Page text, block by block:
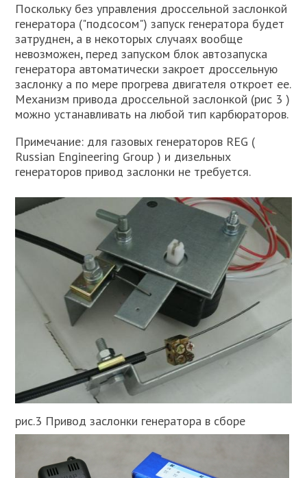
Поскольку без управления дроссельной заслонкой
генератора ("подсосом") запуск генератора будет
затруднен, а в некоторых случаях вообще
невозможен, перед запуском блок автозапуска
генератора автоматически закроет дроссельную
заслонку а по мере прогрева двигателя откроет ее.
Механизм привода дроссельной заслонкой (рис 3 )
можно устанавливать на любой тип карбюраторов.
Примечание: для газовых генераторов REG (
Russian Engineering Group ) и дизельных
генераторов привод заслонки не требуется.
рис.3 Привод заслонки генератора в сборе